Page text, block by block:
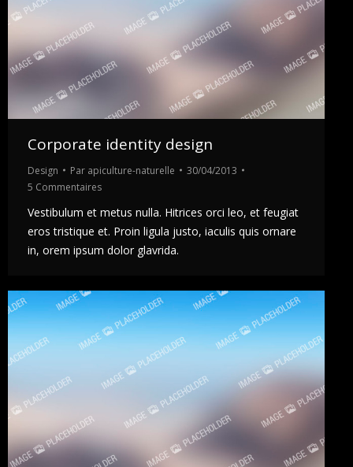
Corporate identity design
Design Par apiculture-naturelle
30/04/2013
5 Commentaires
Vestibulum et metus nulla. Hitrices orci leo, et feugiat
eros tristique et. Proin ligula justo, iaculis quis ornare
in, orem ipsum dolor glavrida.